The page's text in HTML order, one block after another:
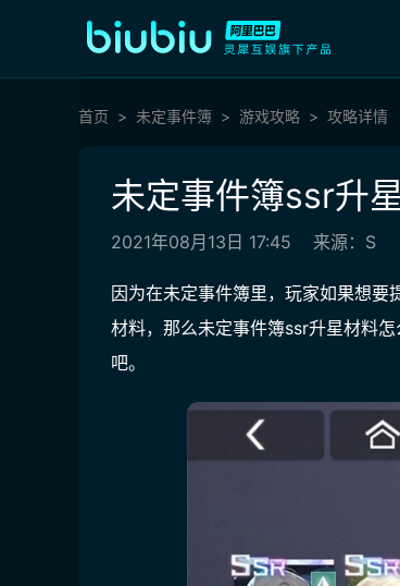
首页 未定事件簿 游戏攻略 攻略详情
未定事件簿ssr升
2021年08月13日 17:45 来源：S
因为在未定事件簿里，玩家如果想要
材料，那么未定事件簿ssr升星材料
吧。